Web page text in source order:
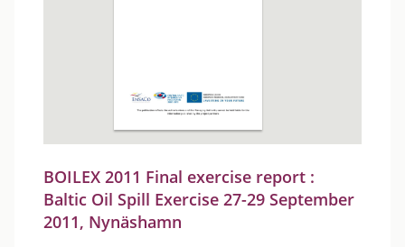
BOILEX 2011 Final exercise report :
Baltic Oil Spill Exercise 27-29 September
2011, Nynäshamn